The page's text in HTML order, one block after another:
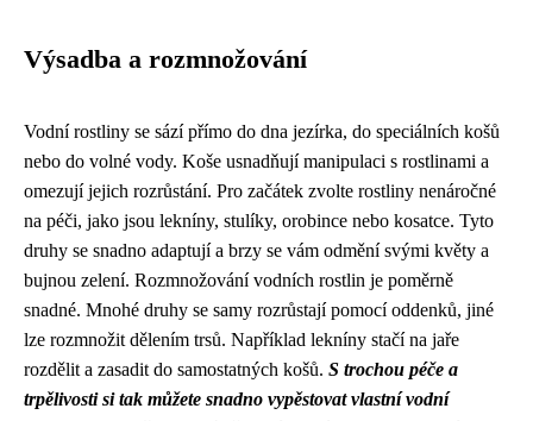
Výsadba a rozmnožování
Vodní rostliny se sází přímo do dna jezírka, do speciálních košů
nebo do volné vody. Koše usnadňují manipulaci s rostlinami a
omezují jejich rozrůstání. Pro začátek zvolte rostliny nenáročné
na péči, jako jsou lekníny, stulíky, orobince nebo kosatce. Tyto
druhy se snadno adaptují a brzy se vám odmění svými květy a
bujnou zelení. Rozmnožování vodních rostlin je poměrně
snadné. Mnohé druhy se samy rozrůstají pomocí oddenků, jiné
lze rozmnožit dělením trsů. Například lekníny stačí na jaře
rozdělit a zasadit do samostatných košů. S trochou péče a
trpělivosti si tak můžete snadno vypěstovat vlastní vodní